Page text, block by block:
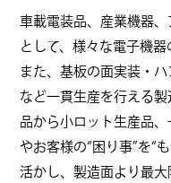
車載電装品、産業機器
として、様々な電子機器
また、基板の面実装・
など一貫生産を行える
品から小ロット生産品
やお客様の“困り事”を“
活かし、製造面より最